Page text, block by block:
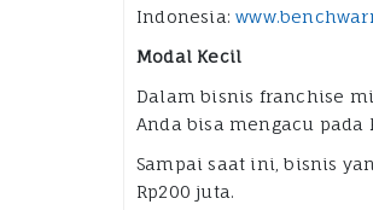
Indonesia:
Modal Kecil
Dalam bisnis franchise
Anda bisa mengacu
Sampai saat ini, bisnis
Rp200 juta.